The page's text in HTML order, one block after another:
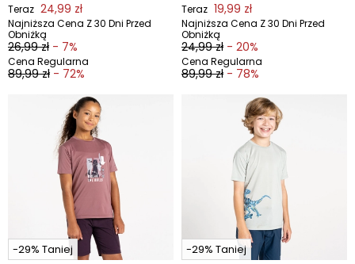
Teraz 24,99 zł
Najniższa Cena Z 30 Dni Przed
Obniżką
26,99 zł - 7%
Cena Regularna
89,99 zł - 72%
Teraz 19,99 zł
Najniższa Cena Z 30 Dni Przed
Obniżką
24,99 zł - 20%
Cena Regularna
89,99 zł - 78%
-29% Taniej -29% Taniej